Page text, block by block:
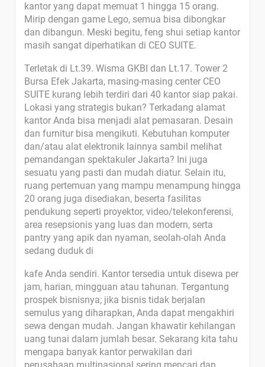
kantor yang dapat memuat 1 hingga 15 orang.
Mirip dengan game Lego, semua bisa dibongkar
dan dibangun. Meski begitu, feng shui setiap kantor
masih sangat diperhatikan di CEO SUITE.
Terletak di Lt.39. Wisma GKBI dan Lt.17. Tower 2
Bursa Efek Jakarta, masing-masing center CEO
SUITE kurang lebih terdiri dari 40 kantor siap pakai.
Lokasi yang strategis bukan? Terkadang alamat
kantor Anda bisa menjadi alat pemasaran. Desain
dan furnitur bisa mengikuti. Kebutuhan komputer
dan/atau alat elektronik lainnya sambil melihat
pemandangan spektakuler Jakarta? Ini juga
sesuatu yang pasti dan mudah diatur. Selain itu,
ruang pertemuan yang mampu menampung hingga
20 orang juga disediakan, beserta fasilitas
pendukung seperti proyektor, video/telekonferensi,
area resepsionis yang luas dan modern, serta
pantry yang apik dan nyaman, seolah-olah Anda
sedang duduk di
kafe Anda sendiri. Kantor tersedia untuk disewa per
jam, harian, mingguan atau tahunan. Tergantung
prospek bisnisnya; jika bisnis tidak berjalan
semulus yang diharapkan, Anda dapat mengakhiri
sewa dengan mudah. Jangan khawatir kehilangan
uang tunai dalam jumlah besar. Sekarang kita tahu
mengapa banyak kantor perwakilan dari